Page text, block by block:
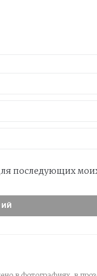
последующих